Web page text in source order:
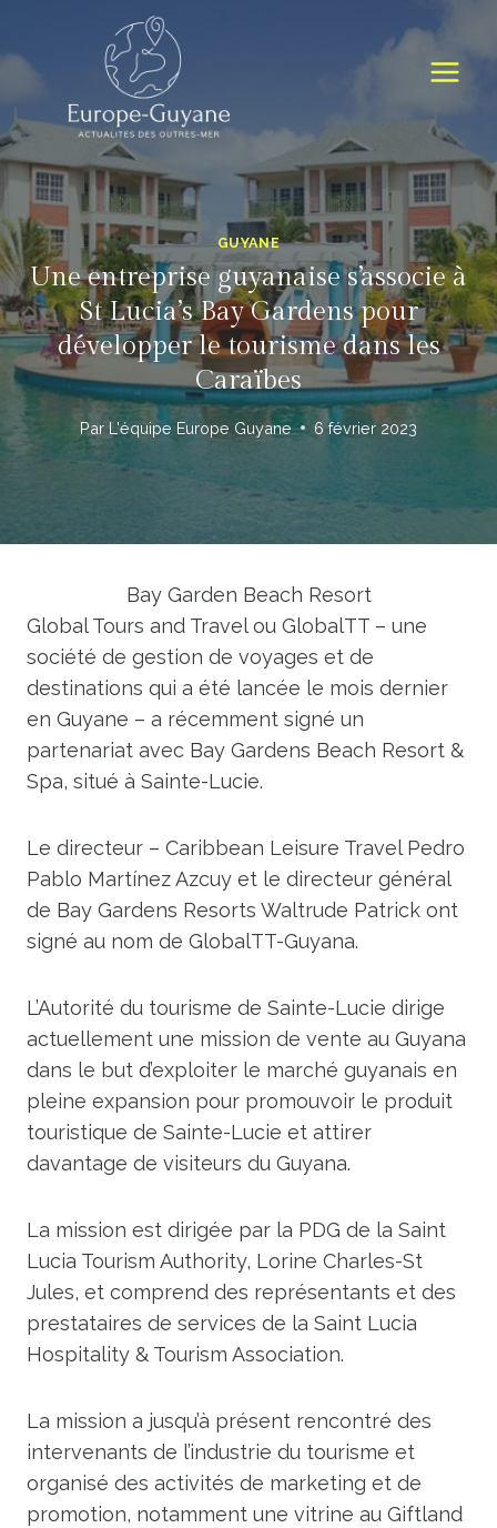
GUYANE
Une entreprise guyanaise s’associe à
St Lucia’s Bay Gardens pour
développer le tourisme dans les
Caraïbes
Par L'équipe Europe Guyane 6 février 2023
Bay Garden Beach Resort
Global Tours and Travel ou GlobalTT – une
société de gestion de voyages et de
destinations qui a été lancée le mois dernier
en Guyane – a récemment signé un
partenariat avec Bay Gardens Beach Resort &
Spa, situé à Sainte-Lucie.
Le directeur – Caribbean Leisure Travel Pedro
Pablo Martínez Azcuy et le directeur général
de Bay Gardens Resorts Waltrude Patrick ont ​​
signé au nom de GlobalTT-Guyana.
L’Autorité du tourisme de Sainte-Lucie dirige
actuellement une mission de vente au Guyana
dans le but d’exploiter le marché guyanais en
pleine expansion pour promouvoir le produit
touristique de Sainte-Lucie et attirer
davantage de visiteurs du Guyana.
La mission est dirigée par la PDG de la Saint
Lucia Tourism Authority, Lorine Charles-St
Jules, et comprend des représentants et des
prestataires de services de la Saint Lucia
Hospitality & Tourism Association.
La mission a jusqu’à présent rencontré des
intervenants de l’industrie du tourisme et
organisé des activités de marketing et de
promotion, notamment une vitrine au Giftland